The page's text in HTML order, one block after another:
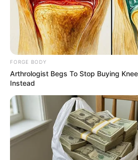
BRAINBERRIES
From Baddies To Sweethearts:
Can Do It All!
FORGE BODY
Arthrologist Begs To Stop Buying
Instead